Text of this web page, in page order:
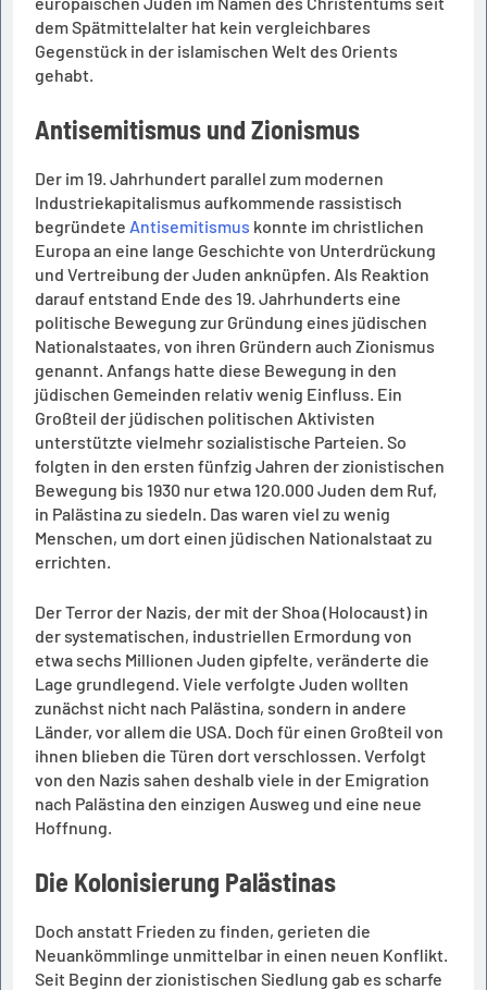
dem Spätmittelalter hat kein vergleichbares
Gegenstück in der islamischen Welt des Orients
gehabt.
Antisemitismus und Zionismus
Der im 19. Jahrhundert parallel zum modernen
Industriekapitalismus aufkommende rassistisch
begründete Antisemitismus konnte im christlichen
Europa an eine lange Geschichte von Unterdrückung
und Vertreibung der Juden anknüpfen. Als Reaktion
darauf entstand Ende des 19. Jahrhunderts eine
politische Bewegung zur Gründung eines jüdischen
Nationalstaates, von ihren Gründern auch Zionismus
genannt. Anfangs hatte diese Bewegung in den
jüdischen Gemeinden relativ wenig Einfluss. Ein
Großteil der jüdischen politischen Aktivisten
unterstützte vielmehr sozialistische Parteien. So
folgten in den ersten fünfzig Jahren der zionistischen
Bewegung bis 1930 nur etwa 120.000 Juden dem Ruf,
in Palästina zu siedeln. Das waren viel zu wenig
Menschen, um dort einen jüdischen Nationalstaat zu
errichten.
Der Terror der Nazis, der mit der Shoa (Holocaust) in
der systematischen, industriellen Ermordung von
etwa sechs Millionen Juden gipfelte, veränderte die
Lage grundlegend. Viele verfolgte Juden wollten
zunächst nicht nach Palästina, sondern in andere
Länder, vor allem die USA. Doch für einen Großteil von
ihnen blieben die Türen dort verschlossen. Verfolgt
von den Nazis sahen deshalb viele in der Emigration
nach Palästina den einzigen Ausweg und eine neue
Hoffnung.
Die Kolonisierung Palästinas
Doch anstatt Frieden zu finden, gerieten die
Neuankömmlinge unmittelbar in einen neuen Konflikt.
Seit Beginn der zionistischen Siedlung gab es scharfe